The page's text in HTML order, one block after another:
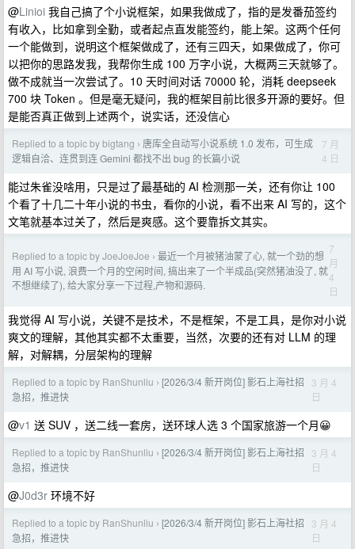
@Linioi 我自己搞了个小说框架，如果我做成了，指的是发番茄签约
有收入，比如拿到全勤，或者起点直发能签约，能上架。这两个任何
一个能做到，说明这个框架做成了，还有三四天，如果做成了，你可
以把你的思路发我，我帮你生成 100 万字小说，大概两三天就够了。
做不成就当一次尝试了。10 天时间对话 70000 轮，消耗 deepseek
700 块 Token 。但是毫无疑问，我的框架目前比很多开源的要好。但
是能否真正做到上述两个，说实话，还没信心
Replied to a topic by bigtang › 唐库全自动写小说系统 1.0 发布，可生成
逻辑自洽、连贯到连 Gemini 都找不出 bug 的长篇小说
7 月
4 日
能过朱雀没啥用，只是过了最基础的 AI 检测那一关，还有你让 100
个看了十几二十年小说的书虫，看你的小说，看不出来 AI 写的，这个
文笔就基本过关了，然后是爽感。这个要靠拆文其实。
Replied to a topic by JoeJoeJoe › 最近一个月被猪油蒙了心, 就一个劲的想
用 AI 写小说, 浪费一个月的空闲时间, 搞出来了一个半成品(突然猪油没了, 就
不想继续了), 给大家分享一下过程,产物和源码.
7
月
4
日
我觉得 AI 写小说，关键不是技术，不是框架，不是工具，是你对小说
爽文的理解，其他其实都不太重要，当然，次要的还有对 LLM 的理
解，对解耦，分层架构的理解
Replied to a topic by RanShunliu › [2026/3/4 新开岗位] 影石上海社招
急招，推进快
3 月 4
日
@v1 送 SUV ，送二线一套房，送环球人选 3 个国家旅游一个月😀
Replied to a topic by RanShunliu › [2026/3/4 新开岗位] 影石上海社招
急招，推进快
3 月 4
日
@J0d3r 环境不好
Replied to a topic by RanShunliu › [2026/3/4 新开岗位] 影石上海社招
急招，推进快
3 月 4
日